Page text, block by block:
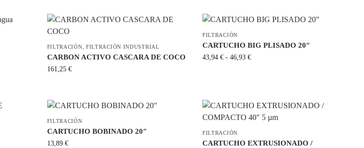
FILTRACIÓN FILTRACIÓN INDUSTRIAL
CARBON ACTIVO CASCARA DE COCO
161,25 €
FILTRACIÓN
CARTUCHO BIG PLISADO 20″
43,94 € - 46,93 €
FILTRACIÓN
CARTUCHO BOBINADO 20″
13,89 €
FILTRACIÓN
CARTUCHO EXTRUSIONADO /